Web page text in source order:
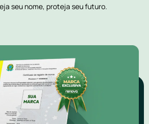
seu nome, proteja seu futuro.